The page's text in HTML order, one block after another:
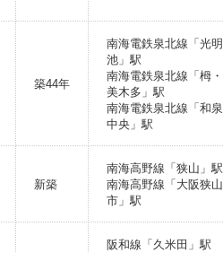
築44年
南海電鉄泉北線「光明
池」駅
南海電鉄泉北線「栂・
美木多」駅
南海電鉄泉北線「和泉
中央」駅
新築
南海高野線「狭山」駅
南海高野線「大阪狭山
市」駅
阪和線「久米田」駅